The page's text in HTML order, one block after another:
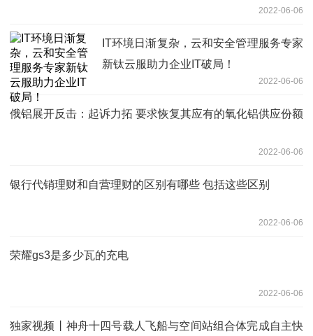
2022-06-06
IT环境日渐复杂，云和安全管理服务专家
新钛云服助力企业IT破局！
2022-06-06
俄铝展开反击：起诉力拓 要求恢复其应有的氧化铝供应份额
2022-06-06
银行代销理财和自营理财的区别有哪些 包括这些区别
2022-06-06
荣耀gs3是多少瓦的充电
2022-06-06
独家视频丨神舟十四号载人飞船与空间站组合体完成自主快